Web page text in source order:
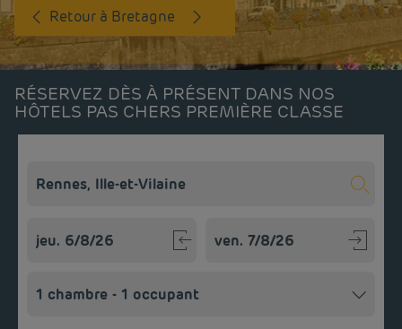
Retour à Bretagne
RÉSERVEZ DÈS À PRÉSENT DANS NOS
HÔTELS PAS CHERS PREMIÈRE CLASSE